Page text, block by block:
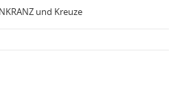
und Kreuze